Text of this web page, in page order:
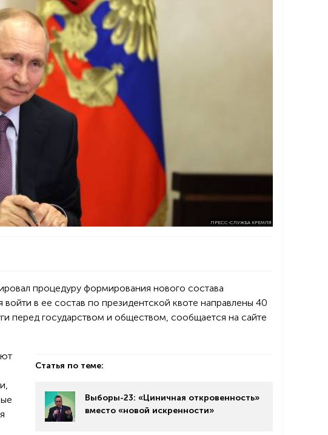
ПРЕСС-СЛУЖБА КРЕМЛЯ
процедуру формирования нового состава
в ее состав по президентской квоте направлены 40
перед государством и обществом, сообщается на сайте
Статья по теме:
Выборы-23: «Циничная откровенность»
вместо «новой искренности»